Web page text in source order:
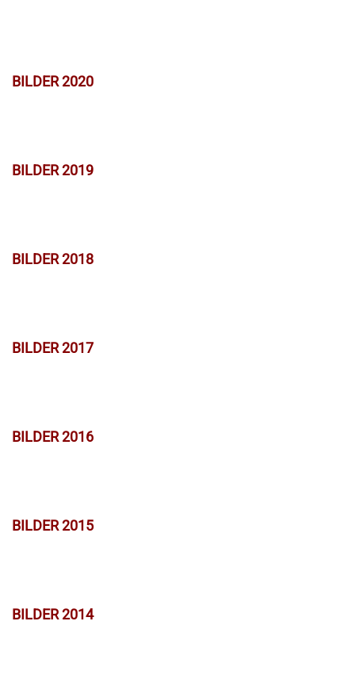
BILDER 2020
BILDER 2019
BILDER 2018
BILDER 2017
BILDER 2016
BILDER 2015
BILDER 2014